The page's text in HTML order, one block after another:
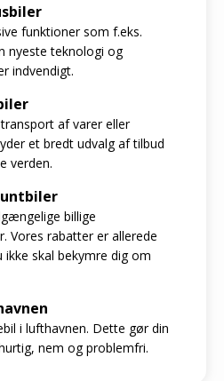
funktioner som f.eks.
nyeste teknologi og
indvendigt.
af varer eller
et bredt udvalg af tilbud
verden.
billige
Vores rabatter er allerede
skal bekymre dig om
i lufthavnen. Dette gør din
nem og problemfri.